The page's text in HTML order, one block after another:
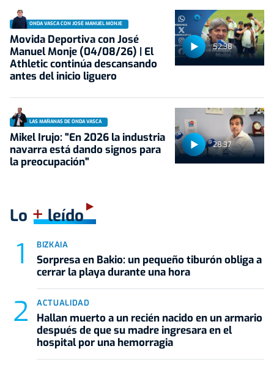
52:38
ONDA VASCA CON JOSÉ MANUEL MONJE
Movida Deportiva con José
Manuel Monje (04/08/26) | El
Athletic continúa descansando
antes del inicio liguero
28:37
LAS MAÑANAS DE ONDA VASCA
Mikel Irujo: "En 2026 la industria
navarra está dando signos para
la preocupación"
Lo +leído
BIZKAIA
Sorpresa en Bakio: un pequeño tiburón obliga a
cerrar la playa durante una hora
ACTUALIDAD
Hallan muerto a un recién nacido en un armario
después de que su madre ingresara en el
hospital por una hemorragia